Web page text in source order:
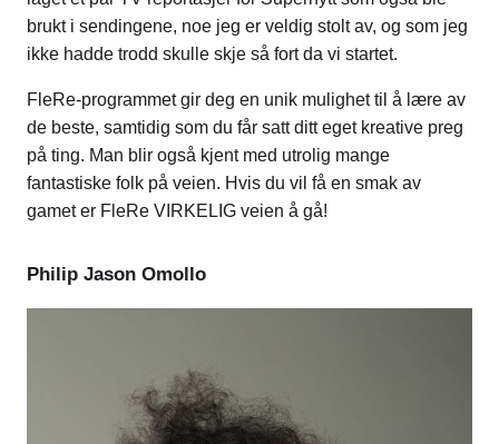
brukt i sendingene, noe jeg er veldig stolt av, og som jeg
ikke hadde trodd skulle skje så fort da vi startet.
FleRe-programmet gir deg en unik mulighet til å lære av
de beste, samtidig som du får satt ditt eget kreative preg
på ting. Man blir også kjent med utrolig mange
fantastiske folk på veien. Hvis du vil få en smak av
gamet er FleRe VIRKELIG veien å gå!
Philip Jason Omollo